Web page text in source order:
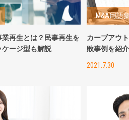
業再生とは？民事再生を
ージ型も解説
M&A用語
カーブアウ
敗事例を紹介
2021.7.30